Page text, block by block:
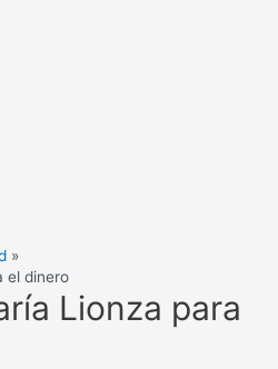
el dinero
Lionza para